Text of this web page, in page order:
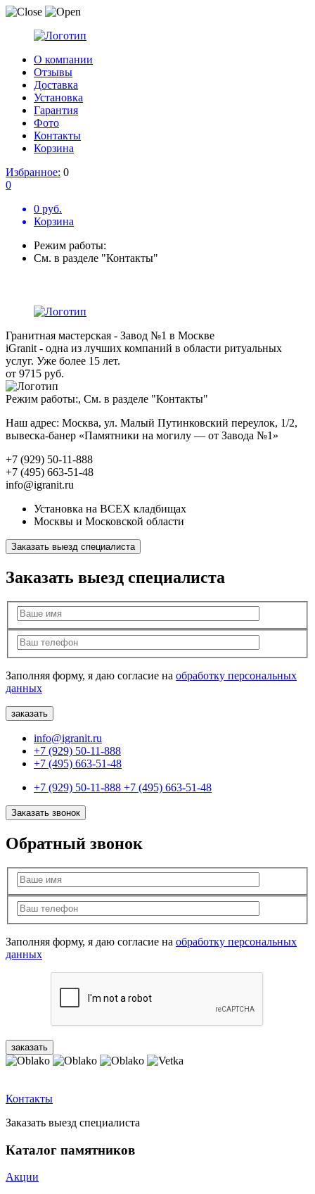
О компании
Отзывы
Доставка
Установка
Гарантия
Фото
Контакты
Корзина
Избранное: 0
0
0 руб.
Корзина
Режим работы:
См. в разделе "Контакты"
Гранитная мастерская - Завод №1 в Москве
iGranit - одна из лучших компаний в области ритуальных
услуг. Уже более 15 лет.
от 9715 руб.
Режим работы:, См. в разделе "Контакты"
Наш адрес: Москва, ул. Малый Путинковский переулок, 1/2,
вывеска-банер «Памятники на могилу — от Завода №1»
+7 (929) 50-11-888
+7 (495) 663-51-48
info@igranit.ru
Установка на ВСЕХ кладбищах
Москвы и Московской области
Заказать выезд специалиста
Заказать выезд специалиста
Заполняя форму, я даю согласие на обработку персональных
данных
info@igranit.ru
+7 (929) 50-11-888
+7 (495) 663-51-48
+7 (929) 50-11-888 +7 (495) 663-51-48
Заказать звонок
Обратный звонок
Заполняя форму, я даю согласие на обработку персональных
данных
Контакты
Заказать выезд специалиста
Каталог памятников
Акции